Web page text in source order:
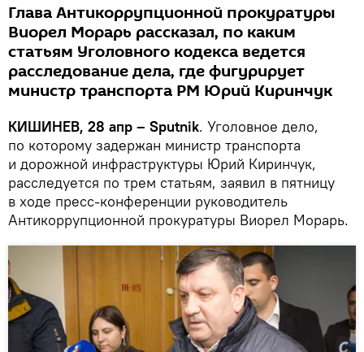
Глава Антикоррупционной прокуратуры
Виорел Морарь рассказал, по каким
статьям Уголовного кодекса ведется
расследование дела, где фигурирует
министр транспорта РМ Юрий Киринчук
КИШИНЕВ, 28 апр – Sputnik. Уголовное дело,
по которому задержан министр транспорта
и дорожной инфраструктуры Юрий Киринчук,
расследуется по трем статьям, заявил в пятницу
в ходе пресс-конференции руководитель
Антикоррупционной прокуратуры Виорел Морарь.